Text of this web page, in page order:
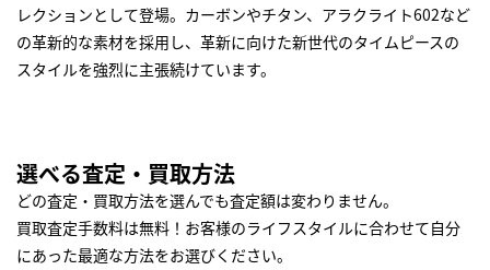
レクションとして登場。カーボンやチタン、アラクライト602など
の革新的な素材を採用し、革新に向けた新世代のタイムピースの
スタイルを強烈に主張続けています。
選べる査定・買取方法
どの査定・買取方法を選んでも査定額は変わりません。
買取査定手数料は無料！お客様のライフスタイルに合わせて自分
にあった最適な方法をお選びください。